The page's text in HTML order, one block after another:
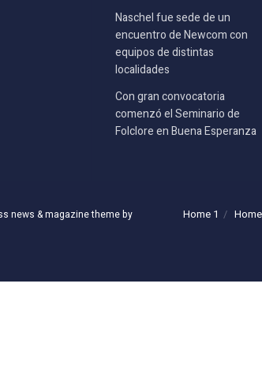
Naschel fue sede de un
encuentro de Newcom con
equipos de distintas
localidades
Con gran convocatoria
comenzó el Seminario de
Folclore en Buena Esperanza
Home 1
news & magazine theme by